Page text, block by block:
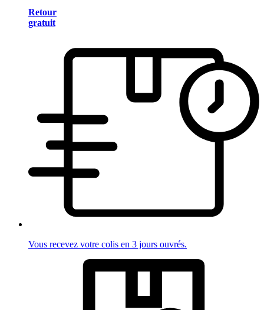
Retour
gratuit
Vous recevez votre colis en 3 jours ouvrés.